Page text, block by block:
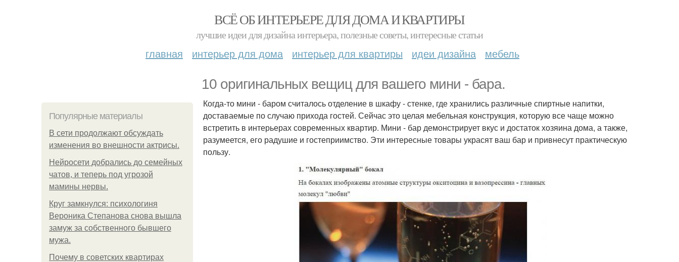
ВСЁ ОБ ИНТЕРЬЕРЕ ДЛЯ ДОМА И КВАРТИРЫ
лучшие идеи для дизайна интерьера, полезные советы, интересные статьи
главная интерьер для дома интерьер для квартиры идеи дизайна мебель
10 оригинальных вещиц для вашего мини - бара.
Популярные материалы
В сети продолжают обсуждать
изменения во внешности актрисы.
Нейросети добрались до семейных
чатов, и теперь под угрозой
мамины нервы.
Круг замкнулся: психологиня
Вероника Степанова снова вышла
замуж за собственного бывшего
мужа.
Почему в советских квартирах
Когда-то мини - баром считалось отделение в шкафу - стенке, где хранились различные спиртные напитки,
доставаемые по случаю прихода гостей. Сейчас это целая мебельная конструкция, которую все чаще можно
встретить в интерьерах современных квартир. Мини - бар демонстрирует вкус и достаток хозяина дома, а также,
разумеется, его радушие и гостеприимство. Эти интересные товары украсят ваш бар и привнесут практическую
пользу.